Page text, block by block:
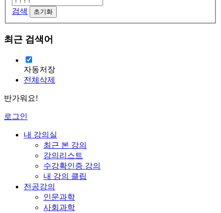
검색
최근 검색어
자동저장
전체삭제
반가워요!
로그인
내 강의실
최근 본 강의
강의리스트
수강확인증 강의
내 강의 클립
전공강의
인문과학
사회과학